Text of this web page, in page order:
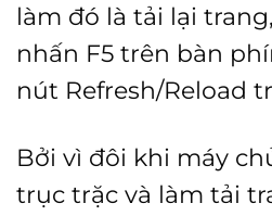
làm đó là tải lại
nhấn F5 trên bàn
nút Refresh/Reload
Bởi vì đôi khi máy
trục trặc và làm tải